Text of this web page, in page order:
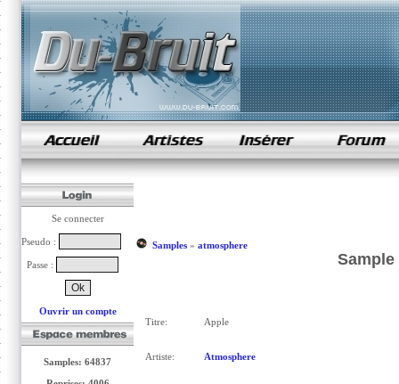
samples de rap
Se connecter
Pseudo :
Passe :
Ouvrir un compte
Samples: 64837
Samples» atmosphere
Sample
Titre: Apple
Artiste: Atmosphere